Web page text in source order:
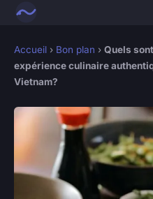
Accueil › Bon plan › Quels
expérience culinaire
Vietnam?